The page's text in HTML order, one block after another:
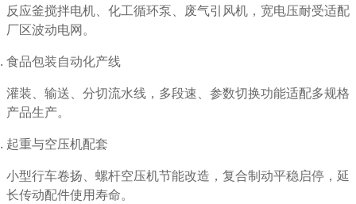
反应釜搅拌电机、化工循环泵、废气引风机，宽电压耐受适配
厂区波动电网。
食品包装自动化产线
灌装、输送、分切流水线，多段速、参数切换功能适配多规格
产品生产。
起重与空压机配套
小型行车卷扬、螺杆空压机节能改造，复合制动平稳启停，延
长传动配件使用寿命。